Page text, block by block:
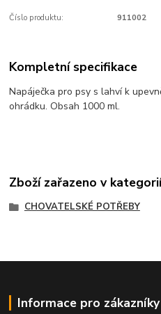
Číslo produktu: 911002
Kompletní specifikace
Napáječka pro psy s lahví k
ohrádku. Obsah 1000 ml.
Zboží zařazeno v
CHOVATELSKÉ POTŘEBY
Informace pro zákazníky